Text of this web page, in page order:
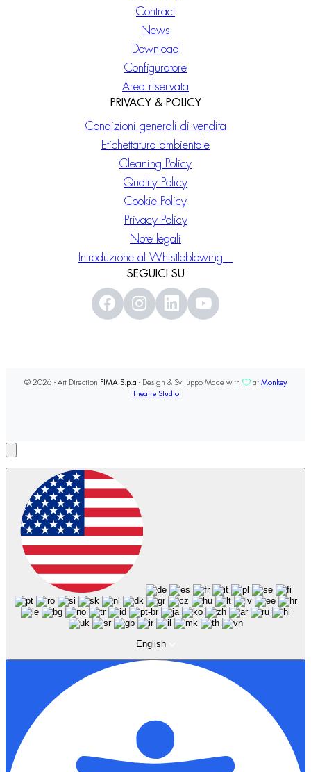
Contract
News
Download
Configuratore
Area riservata
PRIVACY & POLICY
Condizioni generali di vendita
Etichettatura ambientale
Cleaning Policy
Quality Policy
Cookie Policy
Privacy Policy
Note legali
Introduzione al Whistleblowing
SEGUICI SU
© 2026 - Art Direction FIMA S.p.a - Design & Sviluppo Made with at Monkey
Theatre Studio
English